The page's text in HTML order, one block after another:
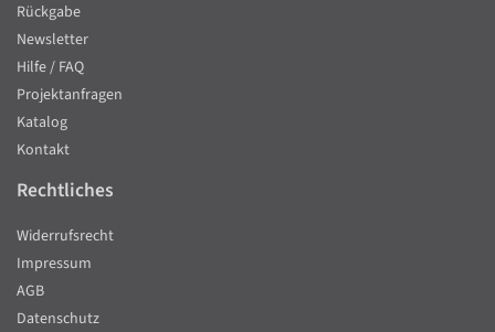
Rückgabe
Newsletter
Hilfe / FAQ
Projektanfragen
Katalog
Kontakt
Rechtliches
Widerrufsrecht
Impressum
AGB
Datenschutz